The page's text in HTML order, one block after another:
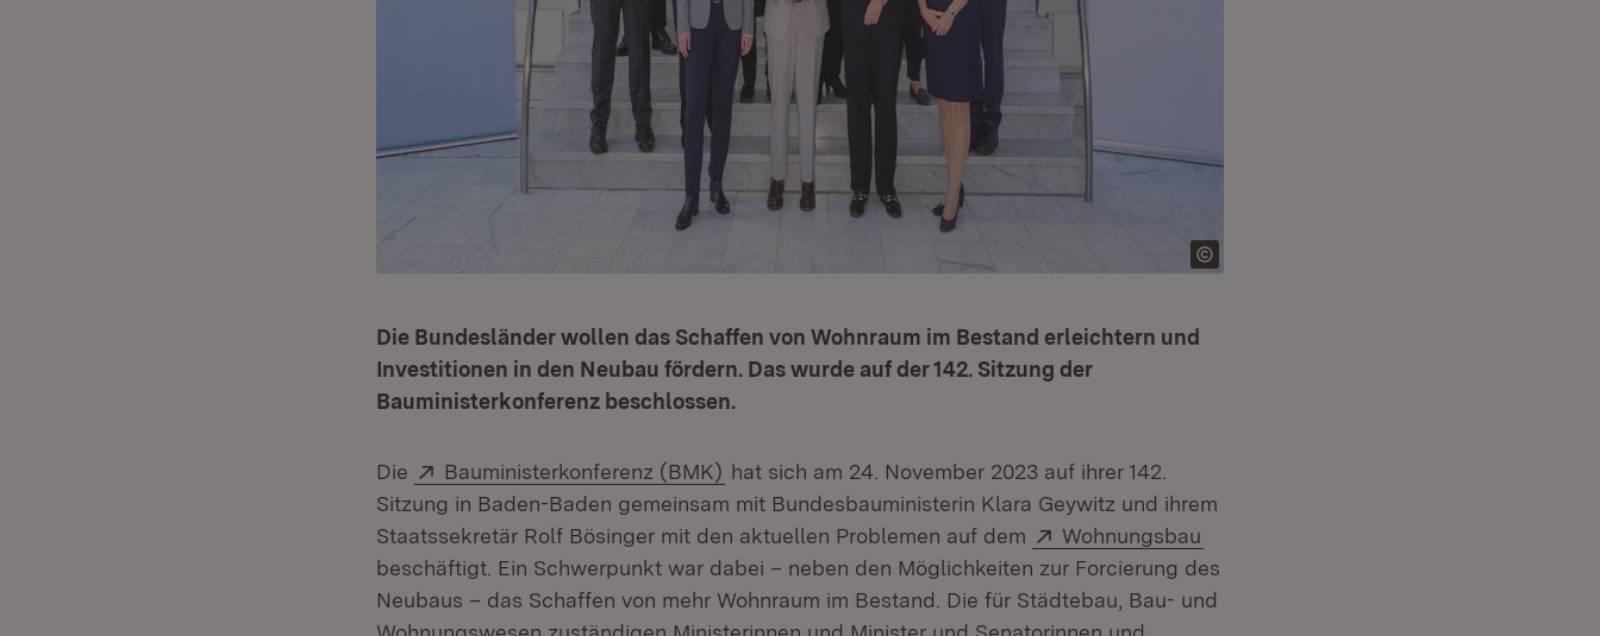
Die Bundesländer wollen das Schaffen von Wohnraum im Bestand erleichtern und
Investitionen in den Neubau fördern. Das wurde auf der 142. Sitzung der
Bauministerkonferenz beschlossen.
Die Extern:
Bauministerkonferenz (BMK) (Öffnet in neuem Fenster)
hat sich am 24. November 2023 auf ihrer 142.
Sitzung in Baden-Baden gemeinsam mit Bundesbauministerin Klara Geywitz und ihrem
Staatssekretär Rolf Bösinger mit den aktuellen Problemen auf dem
Extern:
Wohnungsbau
beschäftigt. Ein Schwerpunkt war dabei – neben den Möglichkeiten zur Forcierung des
Neubaus – das Schaffen von mehr Wohnraum im Bestand. Die für Städtebau, Bau- und